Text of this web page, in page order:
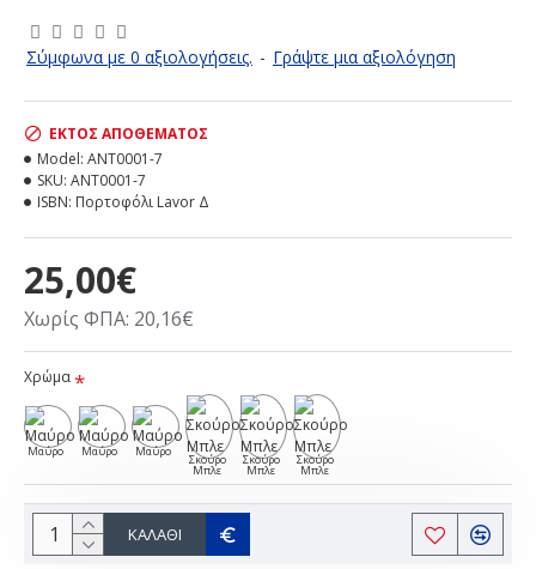
Σύμφωνα με 0 αξιολογήσεις. - Γράψτε μια αξιολόγηση
25,00€
Χωρίς ΦΠΑ: 20,16€
ΕΚΤΌΣ ΑΠΟΘΈΜΑΤΟΣ
Model: ANT0001-7
SKU: ANT0001-7
ISBN: Πορτοφόλι Lavor Δ
Χρώμα
Μαύρο Μαύρο Μαύρο
Σκούρο
Μπλε
Σκούρο
Μπλε
Σκούρο
Μπλε
ΚΑΛΆΘΙ